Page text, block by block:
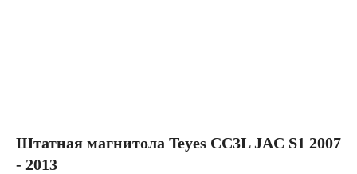
Штатная магнитола Teyes CC3L JAC S1 2007
- 2013